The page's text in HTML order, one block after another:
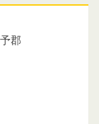
郡